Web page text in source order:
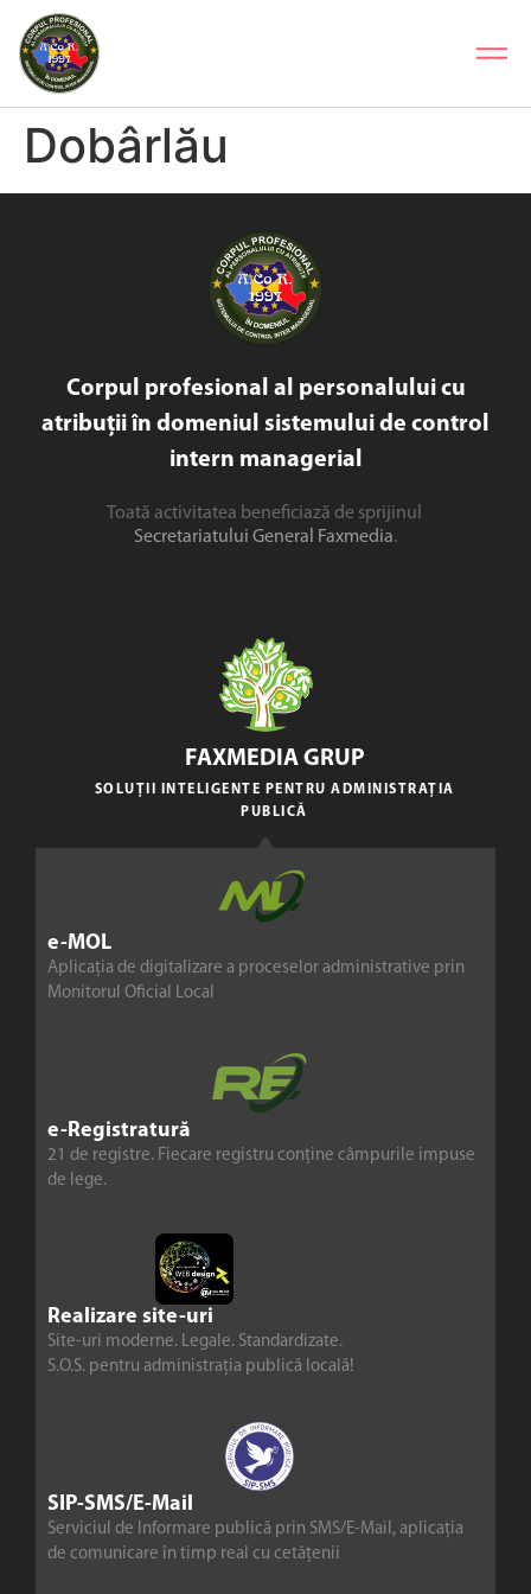
Dobârlău
Corpul profesional al personalului cu
atribuții în domeniul sistemului de control
intern managerial
Toată activitatea beneficiază de sprijinul
Secretariatului General Faxmedia.
e-MOL
Aplicația de digitalizare a proceselor administrative prin
Monitorul Oficial Local
e-Registratură
21 de registre. Fiecare registru conține câmpurile impuse
de lege.
Realizare site-uri
Site-uri moderne. Legale. Standardizate.
S.O.S. pentru administrația publică locală!
SIP-SMS/E-Mail
Serviciul de Informare publică prin SMS/E-Mail, aplicația
de comunicare în timp real cu cetățenii
FAXMEDIA GRUP
SOLUȚII INTELIGENTE PENTRU ADMINISTRAȚIA
PUBLICĂ